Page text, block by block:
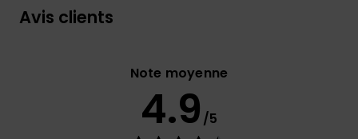
Avis clients
Note moyenne
4.9 /5